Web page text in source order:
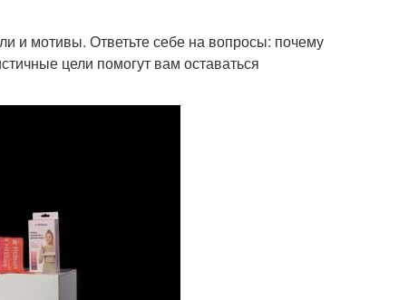
и мотивы. Ответьте себе на вопросы: почему
цели помогут вам оставаться